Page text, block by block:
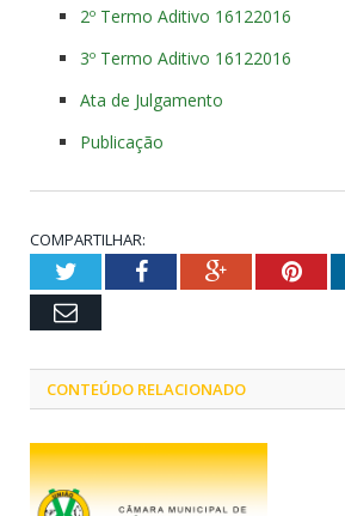
2º Termo Aditivo 16122016
3º Termo Aditivo 16122016
Ata de Julgamento
Publicação
COMPARTILHAR:
TwitterFacebookGoogle+
Email
CONTEÚDO RELACIONADO